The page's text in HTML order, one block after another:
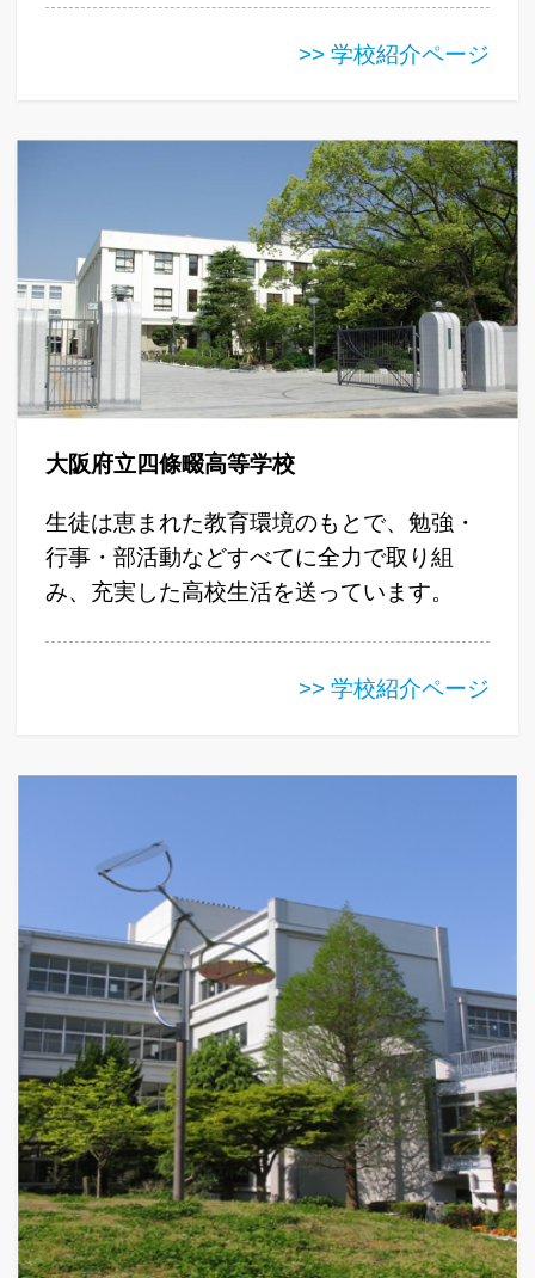
>> 学校紹介ページ
大阪府立四條畷高等学校
生徒は恵まれた教育環境のもとで、勉強・
行事・部活動などすべてに全力で取り組
み、充実した高校生活を送っています。
>> 学校紹介ページ